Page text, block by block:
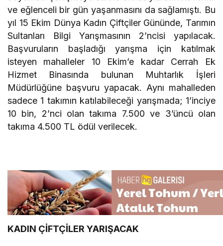
ve eğlenceli bir gün yaşanmasını da sağlamıştı. Bu
yıl 15 Ekim Dünya Kadın Çiftçiler Gününde, Tarımın
Sultanları Bilgi Yarışmasının 2’ncisi yapılacak.
Başvuruların başladığı yarışma için katılmak
isteyen mahalleler 10 Ekim’e kadar Cerrah Ek
Hizmet Binasında bulunan Muhtarlık İşleri
Müdürlüğüne başvuru yapacak. Aynı mahalleden
sadece 1 takımın katılabileceği yarışmada; 1’inciye
10 bin, 2’nci olan takıma 7.500 ve 3’üncü olan
takıma 4.500 TL ödül verilecek.
KADIN ÇİFTÇİLER YARIŞACAK